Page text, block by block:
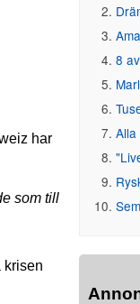
har
som till
krisen
8